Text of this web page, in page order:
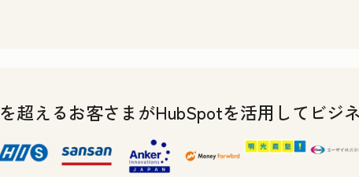
超えるお客さまがHubSpotを活用してビジ